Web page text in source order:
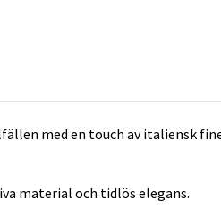
med en touch av italiensk
material och tidlös elegans.